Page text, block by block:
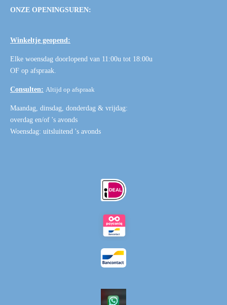
ONZE OPENINGSUREN:
Winkeltje geopend:
Elke woensdag doorlopend van 11:00u tot 18:00u
OF op afspraak.
Consulten: Altijd op afspraak
Maandag, dinsdag, donderdag & vrijdag:
overdag en/of 's avonds
Woensdag: uitsluitend 's avonds